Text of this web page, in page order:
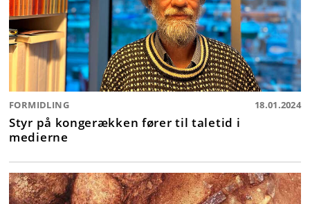
FORMIDLING 18.01.2024
Styr på kongerækken fører til taletid i
medierne